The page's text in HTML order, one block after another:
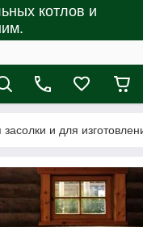
котлов и
и для